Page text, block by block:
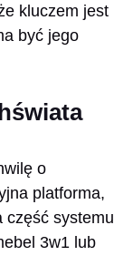
kluczem jest
być jego
o
platforma,
część systemu
3w1 lub